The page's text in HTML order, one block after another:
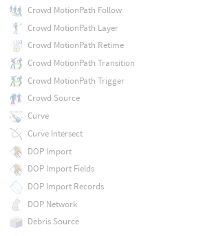
Crowd MotionPath Follow
Crowd MotionPath Layer
Crowd MotionPath Retime
Crowd MotionPath Transition
Crowd MotionPath Trigger
Crowd Source
Curve
Curve Intersect
DOP Import
DOP Import Fields
DOP Import Records
DOP Network
Debris Source